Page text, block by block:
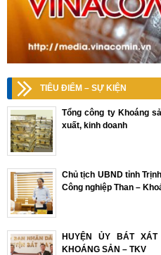
TIÊU ĐIỂM – SỰ KIỆN
Tổng công ty Khoáng
xuất, kinh doanh
Chủ tịch UBND tỉnh
Công nghiệp Than –
HUYỆN ỦY BÁT
KHOÁNG SẢN – TKV